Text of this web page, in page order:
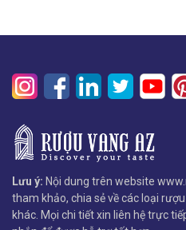
Lưu ý: Nội dung trên website
tham khảo, chia sẻ về các loại
khác. Mọi chi tiết xin liên hệ trực